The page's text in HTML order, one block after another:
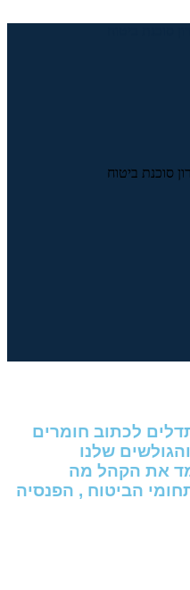
לכתוב חומרים
שלנו
את הקהל מה
הביטוח , הפנסיה